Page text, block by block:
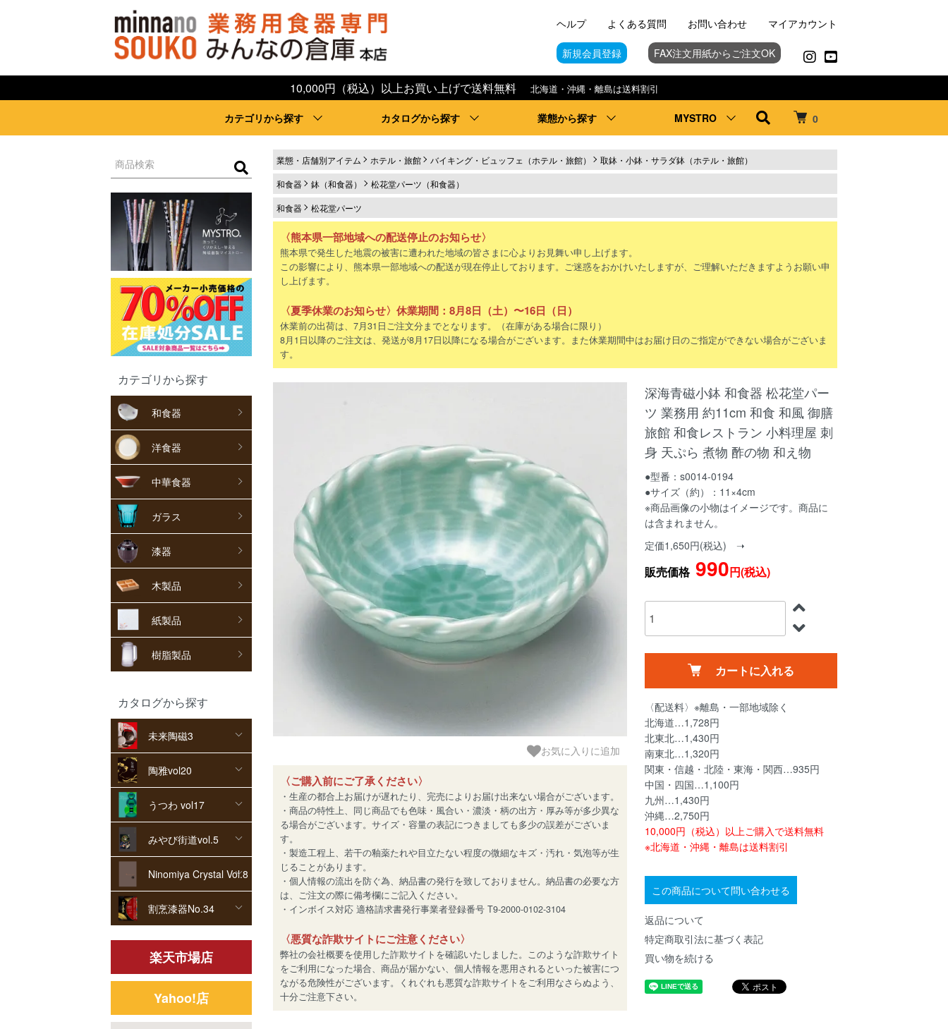
0
10,000円（税込）以上お買い上げで送料無料 北海道・沖縄・離島は送料割引
カテゴリから探す カタログから探す 業態から探す MYSTRO
ヘルプ よくある質問 お問い合わせ マイアカウント
新規会員登録 FAX注文用紙からご注文OK
カテゴリから探す
和食器
洋食器
中華食器
ガラス
漆器
木製品
紙製品
樹脂製品
カタログから探す
未来陶磁3
陶雅vol20
うつわ vol17
みやび街道vol.5
Ninomiya Crystal Vol.8
割烹漆器No.34
楽天市場店
Yahoo!店
業態・店舗別アイテム ホテル・旅館 バイキング・ビュッフェ（ホテル・旅館）
取鉢・小鉢・サラダ鉢（ホテル・旅館）
和食器
鉢（和食器）
松花堂パーツ（和食器）
和食器
松花堂パーツ
〈熊本県一部地域への配送停止のお知らせ〉
熊本県で発生した地震の被害に遭われた地域の皆さまに心よりお見舞い申し上げます。
この影響により、熊本県一部地域への配送が現在停止しております。ご迷惑をおかけいたしますが、ご理解いただきますようお願い申
し上げます。
〈夏季休業のお知らせ〉休業期間：8月8日（土）〜16日（日）
休業前の出荷は、7月31日ご注文分までとなります。（在庫がある場合に限り）
8月1日以降のご注文は、発送が8月17日以降になる場合がございます。また休業期間中はお届け日のご指定ができない場合がございま
す。
お気に入りに追加
〈ご購入前にご了承ください〉
・生産の都合上お届けが遅れたり、完売によりお届け出来ない場合がございます。
・商品の特性上、同じ商品でも色味・風合い・濃淡・柄の出方・厚み等が多少異な
る場合がございます。サイズ・容量の表記につきましても多少の誤差がございま
す。
・製造工程上、若干の釉薬たれや目立たない程度の微細なキズ・汚れ・気泡等が生
じることがあります。
・個人情報の流出を防ぐ為、納品書の発行を致しておりません。納品書の必要な方
は、ご注文の際に備考欄にご記入ください。
・インボイス対応 適格請求書発行事業者登録番号 T9-2000-0102-3104
〈悪質な詐欺サイトにご注意ください〉
弊社の会社概要を使用した詐欺サイトを確認いたしました。このような詐欺サイト
をご利用になった場合、商品が届かない、個人情報を悪用されるといった被害につ
ながる危険性がございます。くれぐれも悪質な詐欺サイトをご利用なさらぬよう、
十分ご注意下さい。
深海青磁小鉢 和食器 松花堂パー
ツ 業務用 約11cm 和食 和風 御膳
旅館 和食レストラン 小料理屋 刺
身 天ぷら 煮物 酢の物 和え物
●型番：s0014-0194
●サイズ（約）：11×4cm
※商品画像の小物はイメージです。商品に
は含まれません。
定価1,650円(税込) ➝
販売価格990円(税込)
カートに入れる
〈配送料〉※離島・一部地域除く
北海道…1,728円
北東北…1,430円
南東北…1,320円
関東・信越・北陸・東海・関西…935円
中国・四国…1,100円
九州…1,430円
沖縄…2,750円
10,000円（税込）以上ご購入で送料無料
※北海道・沖縄・離島は送料割引
この商品について問い合わせる
返品について
特定商取引法に基づく表記
買い物を続ける